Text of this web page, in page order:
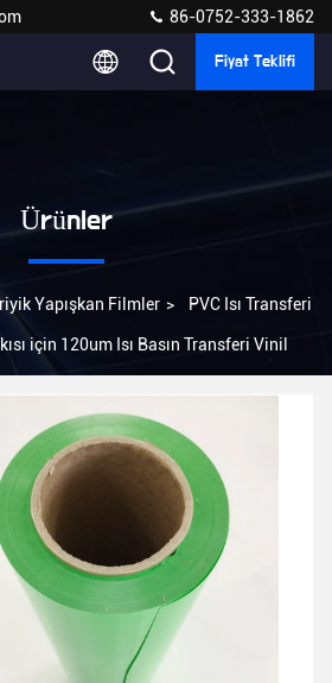
86-0752-333-1862
Fiyat Teklifi
Ürünler
Yapışkan Filmler > PVC Isı Transferi
için 120um Isı Basın Transferi Vinil